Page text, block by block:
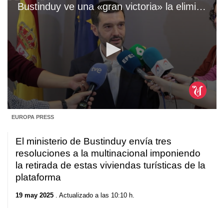
Bustinduy ve una «gran victoria» la eliminación de 5.800 anuncios en Airbnb
seconds
minute,
seconds
EUROPA PRESS
El ministerio de Bustinduy envía tres
resoluciones a la multinacional imponiendo
la retirada de estas viviendas turísticas de la
plataforma
19 may 2025 . Actualizado a las 10:10 h.